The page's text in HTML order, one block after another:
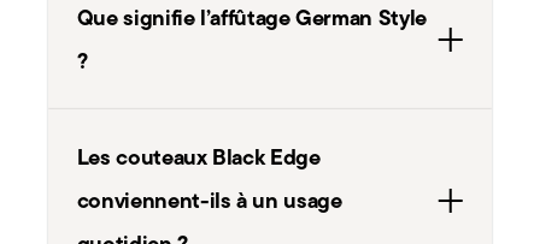
?
conviennent-ils à un usage
quotidien ?